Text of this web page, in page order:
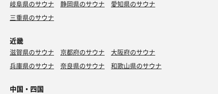
岐阜県のサウナ 静岡県のサウナ
愛知県のサウナ
三重県のサウナ
近畿
滋賀県のサウナ 京都府のサウナ
大阪府のサウナ
兵庫県のサウナ
奈良県のサウナ 和歌山県のサウナ
中国・四国